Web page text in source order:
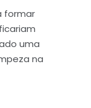
formar
uma
na